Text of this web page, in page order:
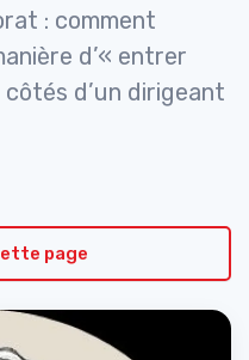
: comment
d’« entrer
d’un dirigeant
page